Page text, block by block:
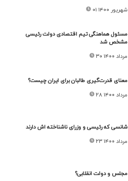
۰۱ شهریور ۱۴۰۰
مسئول هماهنگی تیم اقتصادی دولت رئیسی
مشخص شد
۳۰ مرداد ۱۴۰۰
معنای قدرت‌گیری طالبان برای ایران چیست؟
۲۸ مرداد ۱۴۰۰
شانسی که رئیسی و وزرای ناشناخته اش دارند
۲۳ مرداد ۱۴۰۰
مجلس و دولت انقلابی؟